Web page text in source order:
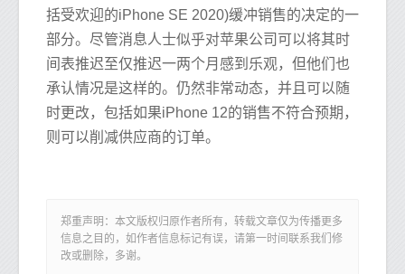
括受欢迎的iPhone SE 2020)缓冲销售的决定的一
部分。尽管消息人士似乎对苹果公司可以将其时
间表推迟至仅推迟一两个月感到乐观，但他们也
承认情况是这样的。仍然非常动态，并且可以随
时更改，包括如果iPhone 12的销售不符合预期，
则可以削减供应商的订单。
郑重声明：本文版权归原作者所有，转载文章仅为传播更多
信息之目的，如作者信息标记有误，请第一时间联系我们修
改或删除，多谢。